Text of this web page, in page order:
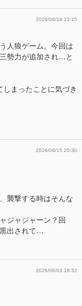
2026/06/18 23:15
人狼ゲーム。今回は
勢力が追加され…と
まったことに気づき
2026/06/15 20:30
襲撃する時はそんな
ジャジャーン？回
出されて…
2026/06/03 18:32